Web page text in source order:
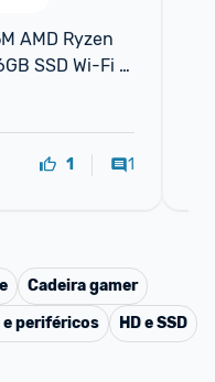
AMD Ryzen
SSD Wi-Fi 6
1 1
Cadeira gamer
e periféricos
HD e SSD